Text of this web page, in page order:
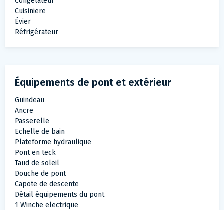
Cuisiniere
Évier
Réfrigérateur
Équipements de pont et extérieur
Guindeau
Ancre
Passerelle
Echelle de bain
Plateforme hydraulique
Pont en teck
Taud de soleil
Douche de pont
Capote de descente
Détail équipements du pont
1 Winche electrique